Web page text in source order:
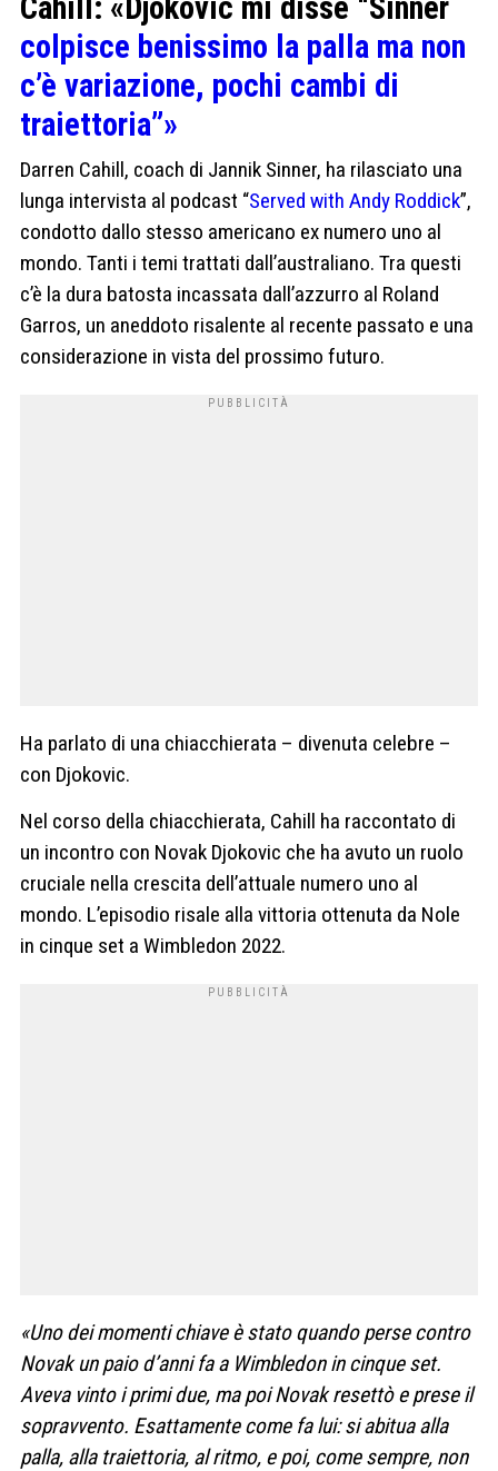
Cahill: «Djokovic mi disse “Sinner
colpisce benissimo la palla ma non
c’è variazione, pochi cambi di
traiettoria”»
Darren Cahill, coach di Jannik Sinner, ha rilasciato una
lunga intervista al podcast “Served with Andy Roddick”,
condotto dallo stesso americano ex numero uno al
mondo. Tanti i temi trattati dall’australiano. Tra questi
c’è la dura batosta incassata dall’azzurro al Roland
Garros, un aneddoto risalente al recente passato e una
considerazione in vista del prossimo futuro.
Ha parlato di una chiacchierata – divenuta celebre –
con Djokovic.
Nel corso della chiacchierata, Cahill ha raccontato di
un incontro con Novak Djokovic che ha avuto un ruolo
cruciale nella crescita dell’attuale numero uno al
mondo. L’episodio risale alla vittoria ottenuta da Nole
in cinque set a Wimbledon 2022.
«Uno dei momenti chiave è stato quando perse contro
Novak un paio d’anni fa a Wimbledon in cinque set.
Aveva vinto i primi due, ma poi Novak resettò e prese il
sopravvento. Esattamente come fa lui: si abitua alla
palla, alla traiettoria, al ritmo, e poi, come sempre, non